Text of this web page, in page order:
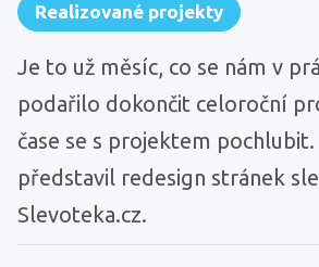
Realizované projekty
Je to už měsíc, co se nám v
podařilo dokončit celoroční
čase se s projektem pochlubit.
představil redesign stránek
Slevoteka.cz.